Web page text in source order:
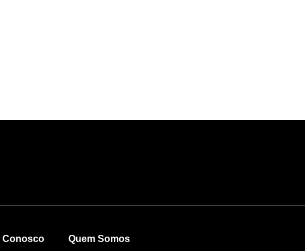
Conosco Quem Somos